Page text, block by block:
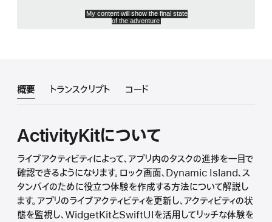
概要 トランスクリプト コード
ActivityKitについて
ライブアクティビティによって、アプリ内のタスクの進捗を一目で
確認できるようになります。ロック画面、Dynamic Island、ス
タンバイのために役立つ体験を作成する方法について解説し
ます。アプリのライブアクティビティを更新し、アクティビティの状
態を監視し、WidgetKitとSwiftUIを活用してリッチな体験を